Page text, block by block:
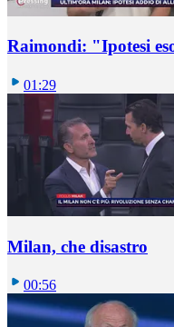
Raimondi: "Ipotesi
01:29
Milan, che disastro
00:56